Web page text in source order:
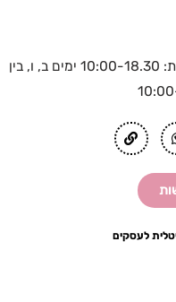
שעות פתיחה: ימים א, ג, ד, ה, בין השעות: 10:00-18.30 ימים ב, ו, בין
a
L
i
n
לעסקים